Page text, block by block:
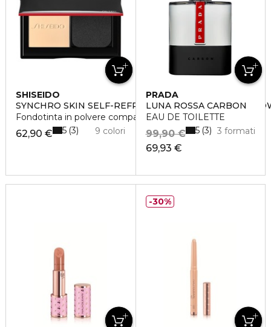
SHISEIDO
SYNCHRO SKIN SELF-REFRESHING CUSTOM FINISH
Fondotinta in polvere compatta
62,90 € 9 colori
5 3
PRADA
LUNA ROSSA CARBON
EAU DE TOILETTE
69,93 €
99,90 € 3 formati
5 3
30%